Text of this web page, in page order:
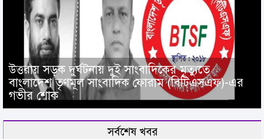
উত্তরায় সড়ক দুর্ঘটনায় দুই সাংবাদিকের মৃত্যুতে
বাংলাদেশ তৃণমূল সাংবাদিক ফোরাম (বিটিএসএফ)-এর
গভীর শোক
সর্বশেষ খবর